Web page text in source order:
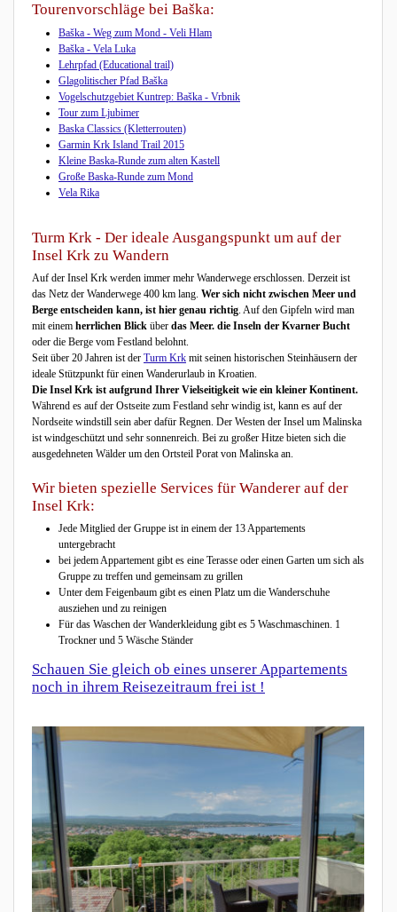
Tourenvorschläge bei Baška:
Baška - Weg zum Mond - Veli Hlam
Baška - Vela Luka
Lehrpfad (Educational trail)
Glagolitischer Pfad Baška
Vogelschutzgebiet Kuntrep: Baška - Vrbnik
Tour zum Ljubimer
Baska Classics (Kletterrouten)
Garmin Krk Island Trail 2015
Kleine Baska-Runde zum alten Kastell
Große Baska-Runde zum Mond
Vela Rika
Turm Krk - Der ideale Ausgangspunkt um auf der
Insel Krk zu Wandern
Auf der Insel Krk werden immer mehr Wanderwege erschlossen. Derzeit ist
das Netz der Wanderwege 400 km lang. Wer sich nicht zwischen Meer und
Berge entscheiden kann, ist hier genau richtig . Auf den Gipfeln wird man
mit einem herrlichen Blick über das Meer. die Inseln der Kvarner Bucht
oder die Berge vom Festland belohnt.
Seit über 20 Jahren ist der Turm Krk mit seinen historischen Steinhäusern der
ideale Stützpunkt für einen Wanderurlaub in Kroatien.
Die Insel Krk ist aufgrund Ihrer Vielseitigkeit wie ein kleiner Kontinent.
Während es auf der Ostseite zum Festland sehr windig ist, kann es auf der
Nordseite windstill sein aber dafür Regnen. Der Westen der Insel um Malinska
ist windgeschützt und sehr sonnenreich. Bei zu großer Hitze bieten sich die
ausgedehneten Wälder um den Ortsteil Porat von Malinska an.
Wir bieten spezielle Services für Wanderer auf der
Insel Krk:
Jede Mitglied der Gruppe ist in einem der 13 Appartements
untergebracht
bei jedem Appartement gibt es eine Terasse oder einen Garten um sich als
Gruppe zu treffen und gemeinsam zu grillen
Unter dem Feigenbaum gibt es einen Platz um die Wanderschuhe
ausziehen und zu reinigen
Für das Waschen der Wanderkleidung gibt es 5 Waschmaschinen. 1
Trockner und 5 Wäsche Ständer
Schauen Sie gleich ob eines unserer Appartements
noch in ihrem Reisezeitraum frei ist !